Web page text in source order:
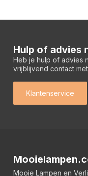
Hulp of advies
Heb je hulp of advies
vrijblijvend contact
Klantenservice
Mooie Lampen en